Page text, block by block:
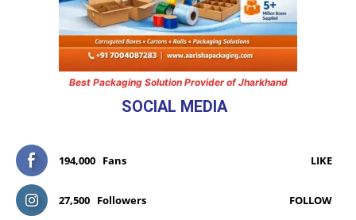
Best Packaging Solution Provider of Jharkhand
SOCIAL MEDIA
194,000 Fans LIKE
27,500 Followers FOLLOW